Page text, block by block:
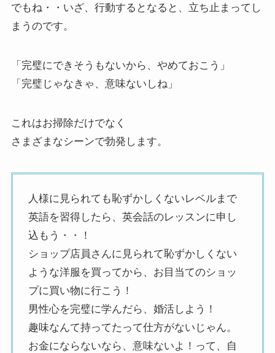
でもね・・いざ、行動するとなると、立ち止まってし
まうのです。
「完璧にできそうもないから、やめておこう」
「完璧じゃなきゃ、意味ないしね」
これはお掃除だけでなく
さまざまなシーンで勃発します。
人様に見られても恥ずかしくないレベルまで
英語を習得したら、英会話のレッスンに申し
込もう・・！
ショップ店員さんに見られて恥ずかしくない
ような洋服を買ってから、お目当てのショッ
プに買い物に行こう！
男性心を完璧に学んだら、婚活しよう！
趣味なんて持ってたって仕方がないじゃん。
お金にならないなら、意味ないよ！って、自